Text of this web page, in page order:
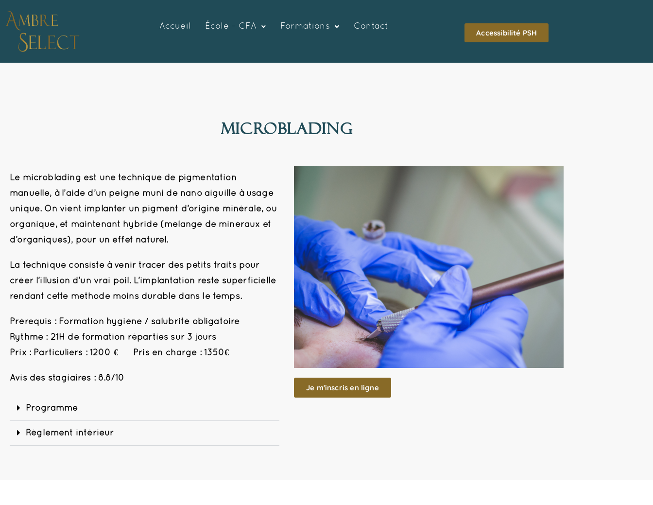
Accueil École – CFA Formations Contact
Accessibilité PSH
Microblading
Le microblading est une technique de pigmentation
manuelle, à l’aide d’un peigne muni de nano aiguille à usage
unique. On vient implanter un pigment d’origine minérale, ou
organique, et maintenant hybride (mélange de minéraux et
d’organiques), pour un effet naturel.
La technique consiste à venir tracer des petits traits pour
créer l’illusion d’un vrai poil. L’implantation reste superficielle
rendant cette méthode moins durable dans le temps.
Prérequis : Formation hygiène / salubrité obligatoire
Rythme : 21H de formation réparties sur 3 jours
Prix : Particuliers : 1200 € Pris en charge : 1350€
Avis des stagiaires : 8.8/10
Programme
Règlement intérieur
Je m'inscris en ligne